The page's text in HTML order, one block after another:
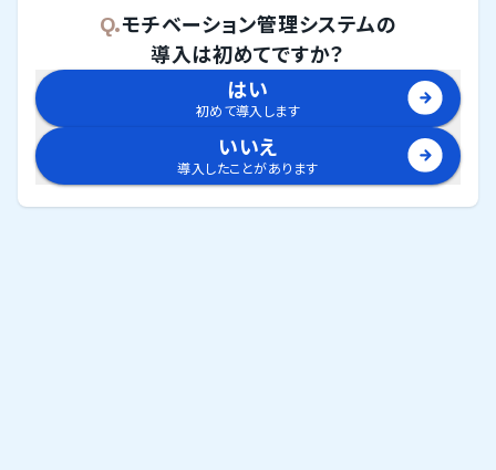
Q.モチベーション管理システムの
導入は初めてですか？
はい
初めて導入します
いいえ
導入したことがあります